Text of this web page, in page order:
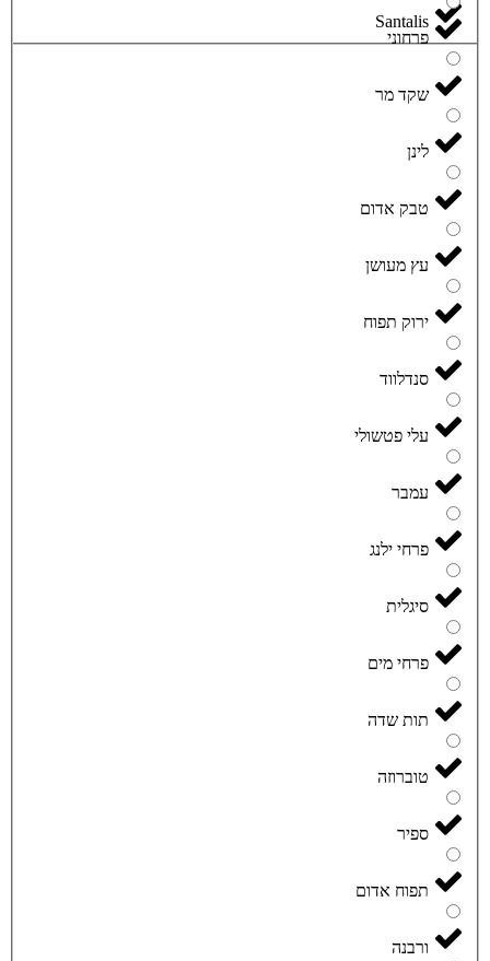
Santalis
פרחוני
שקד מר
לינן
טבק אדום
עץ מעושן
ירוק תפוח
סנדלווד
עלי פטשולי
עמבר
פרחי ילנג
סיגלית
פרחי מים
תות שדה
טוברוזה
ספיר
תפוח אדום
ורבנה